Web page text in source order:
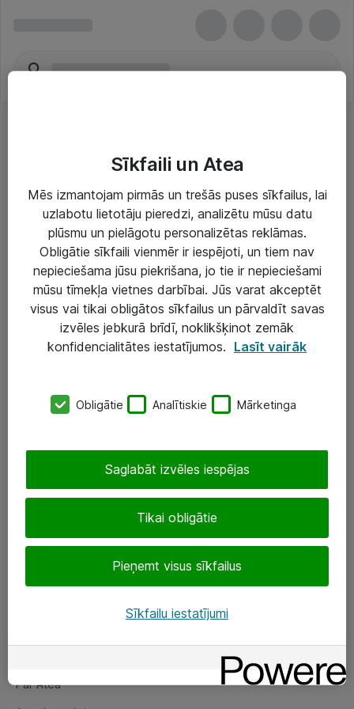
Risinājumi & Pakalpojumi
IT serviss un atbalsts
IT infrastruktūra
Darba vietu IT risinājumi
Serveri un datu centri
SIA „ATEA”
eShop@atea.lv
Sekojiet mums
Par Atea
Par Atea
Sīkfaili un Atea
Mēs izmantojam pirmās un trešās puses sīkfailus, lai
uzlabotu lietotāju pieredzi, analizētu mūsu datu
plūsmu un pielāgotu personalizētas reklāmas.
Obligātie sīkfaili vienmēr ir iespējoti, un tiem nav
nepieciešama jūsu piekrišana, jo tie ir nepieciešami
mūsu tīmekļa vietnes darbībai. Jūs varat akceptēt
visus vai tikai obligātos sīkfailus un pārvaldīt savas
izvēles jebkurā brīdī, noklikšķinot zemāk
konfidencialitātes iestatījumos. Lasīt vairāk
Obligātie Analītiskie Mārketinga
Tikai obligātie
Pieņemt visus sīkfailus
Saglabāt izvēles iespējas
Sīkfailu iestatījumi